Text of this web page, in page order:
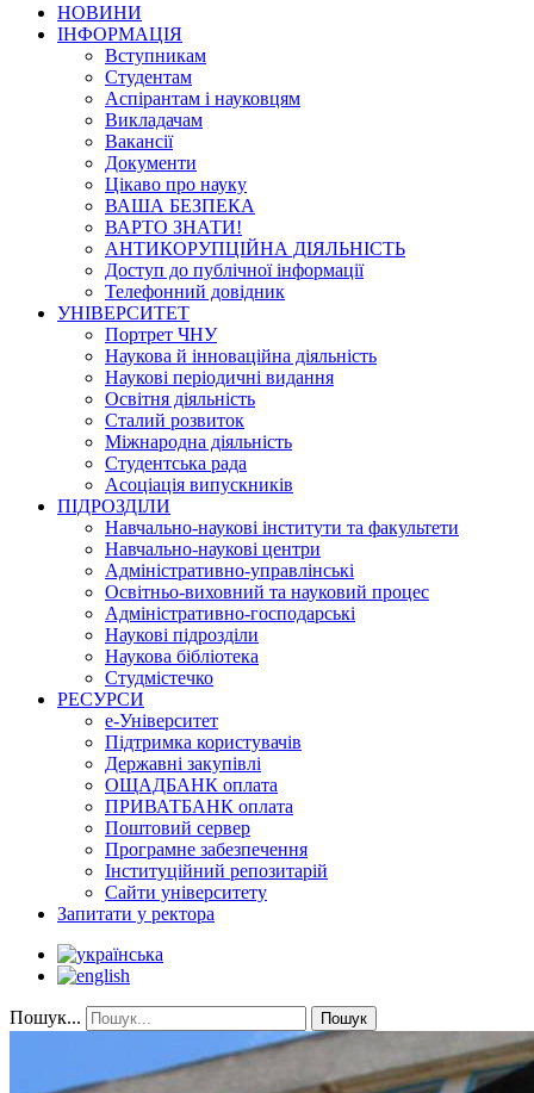
НОВИНИ
ІНФОРМАЦІЯ
Вступникам
Студентам
Аспірантам і науковцям
Викладачам
Вакансії
Документи
Цікаво про науку
ВАША БЕЗПЕКА
ВАРТО ЗНАТИ!
АНТИКОРУПЦІЙНА ДІЯЛЬНІСТЬ
Доступ до публічної інформації
Телефонний довідник
УНІВЕРСИТЕТ
Портрет ЧНУ
Наукова й інноваційна діяльність
Наукові періодичні видання
Освітня діяльність
Сталий розвиток
Міжнародна діяльність
Студентська рада
Асоціація випускників
ПІДРОЗДІЛИ
Навчально-наукові інститути та факультети
Навчально-наукові центри
Адміністративно-управлінські
Освітньо-виховний та науковий процес
Адміністративно-господарські
Наукові підрозділи
Наукова бібліотека
Студмістечко
РЕСУРСИ
е-Університет
Підтримка користувачів
Державні закупівлі
ОЩАДБАНК оплата
ПРИВАТБАНК оплата
Поштовий сервер
Програмне забезпечення
Інституційний репозитарій
Сайти університету
Запитати у ректора
Пошук... Пошук